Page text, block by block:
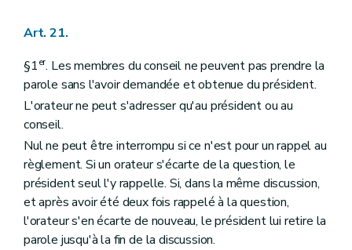
Art. 21.
§1er. Les membres du conseil ne peuvent pas prendre la
parole sans l'avoir demandée et obtenue du président.
L'orateur ne peut s'adresser qu'au président ou au
conseil.
Nul ne peut être interrompu si ce n'est pour un rappel au
règlement. Si un orateur s'écarte de la question, le
président seul l'y rappelle. Si, dans la même discussion,
et après avoir été deux fois rappelé à la question,
l'orateur s'en écarte de nouveau, le président lui retire la
parole jusqu'à la fin de la discussion.